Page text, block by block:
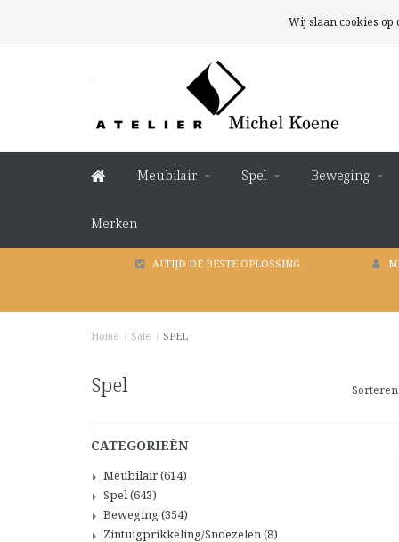
Meubilair Spel Beweging
Merken
ALTIJD DE BESTE OPLOSSING
Home / Sale / SPEL
Spel Sorteren
CATEGORIEËN
Meubilair(614)
Spel(643)
Beweging(354)
Zintuigprikkeling/Snoezelen(8)
Wij slaan cookies